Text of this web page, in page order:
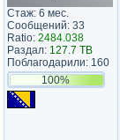
Стаж: 6 мес.
Сообщений: 33
Ratio: 2484.038
Раздал: 127.7 TB
Поблагодарили: 160
100%